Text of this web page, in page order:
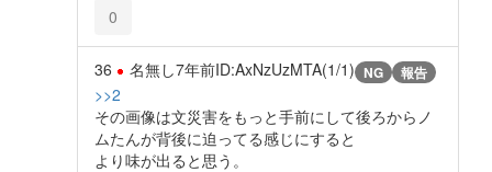
0
36 名無し7年前ID:AxNzUzMTA(1/1) NG 報告
>>2
その画像は文災害をもっと手前にして後ろからノ
ムたんが背後に迫ってる感じにすると
より味が出ると思う。